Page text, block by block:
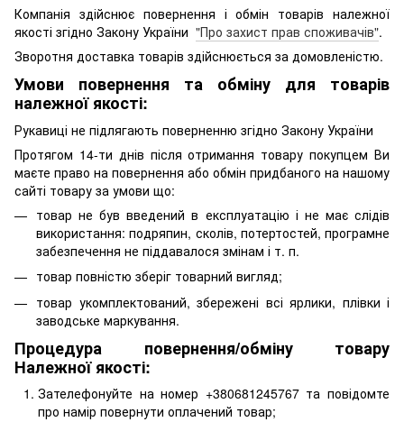
Компанія здійснює повернення і обмін товарів належної
якості згідно Закону України "Про захист прав споживачів".
Зворотня доставка товарів здійснюється за домовленістю.
Умови повернення та обміну для товарів
належної якості:
Рукавиці не підлягають поверненню згідно Закону України
Протягом 14-ти днів після отримання товару покупцем Ви
маєте право на повернення або обмін придбаного на нашому
сайті товару за умови що:
товар не був введений в експлуатацію і не має слідів
використання: подряпин, сколів, потертостей, програмне
забезпечення не піддавалося змінам і т. п.
товар повністю зберіг товарний вигляд;
товар укомплектований, збережені всі ярлики, плівки і
заводське маркування.
Процедура повернення/обміну товару
Належної якості:
Зателефонуйте на номер +380681245767 та повідомте
про намір повернути оплачений товар;